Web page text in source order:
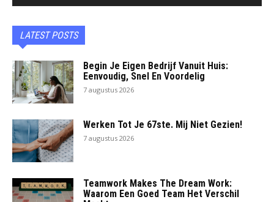
LATEST POSTS
Begin Je Eigen Bedrijf Vanuit Huis:
Eenvoudig, Snel En Voordelig
7 augustus 2026
Werken Tot Je 67ste. Mij Niet Gezien!
7 augustus 2026
Teamwork Makes The Dream Work:
Waarom Een Goed Team Het Verschil